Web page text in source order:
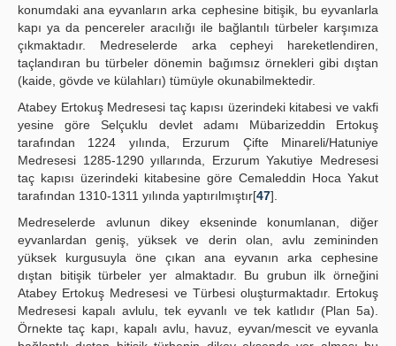
konumdaki ana eyvanların arka cephesine bitişik, bu eyvanlarla
kapı ya da pencereler aracılığı ile bağlantılı türbeler karşımıza
çıkmaktadır. Medreselerde arka cepheyi hareketlendiren,
taçlandıran bu türbeler dönemin bağımsız örnekleri gibi dıştan
(kaide, gövde ve külahları) tümüyle okunabilmektedir.
Atabey Ertokuş Medresesi taç kapısı üzerindeki kitabesi ve vakfi
yesine göre Selçuklu devlet adamı Mübarizeddin Ertokuş
tarafından 1224 yılında, Erzurum Çifte Minareli/Hatuniye
Medresesi 1285-1290 yıllarında, Erzurum Yakutiye Medresesi
taç kapısı üzerindeki kitabesine göre Cemaleddin Hoca Yakut
tarafından 1310-1311 yılında yaptırılmıştır[47].
Medreselerde avlunun dikey ekseninde konumlanan, diğer
eyvanlardan geniş, yüksek ve derin olan, avlu zemininden
yüksek kurgusuyla öne çıkan ana eyvanın arka cephesine
dıştan bitişik türbeler yer almaktadır. Bu grubun ilk örneğini
Atabey Ertokuş Medresesi ve Türbesi oluşturmaktadır. Ertokuş
Medresesi kapalı avlulu, tek eyvanlı ve tek katlıdır (Plan 5a).
Örnekte taç kapı, kapalı avlu, havuz, eyvan/mescit ve eyvanla